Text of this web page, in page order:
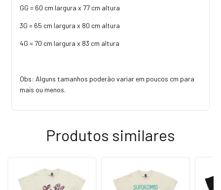
GG = 60 cm largura x 77 cm altura
3G = 65 cm largura x 80 cm altura
4G = 70 cm largura x 83 cm altura
Obs: Alguns tamanhos poderão variar em poucos cm para
mais ou menos.
Produtos similares